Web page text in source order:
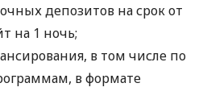
депозитов на срок от
на 1 ночь;
в том числе по
в формате